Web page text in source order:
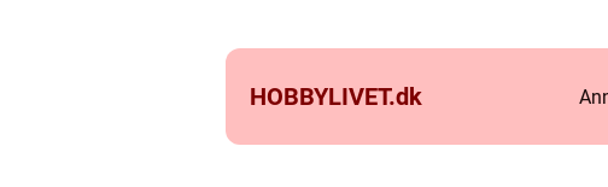
HOBBYLIVET.dk